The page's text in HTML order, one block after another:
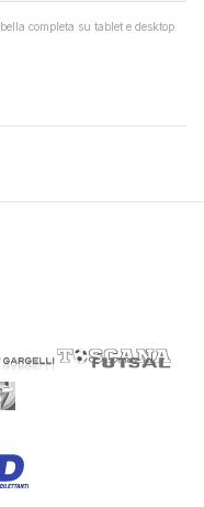
completa su tablet e desktop.